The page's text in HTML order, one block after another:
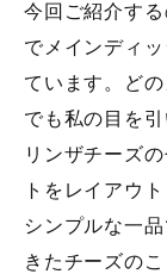
今回ご紹介す
でメインディ
ています。ど
でも私の目を
リンザチーズ
トをレイアウ
シンプルな一
きたチーズの